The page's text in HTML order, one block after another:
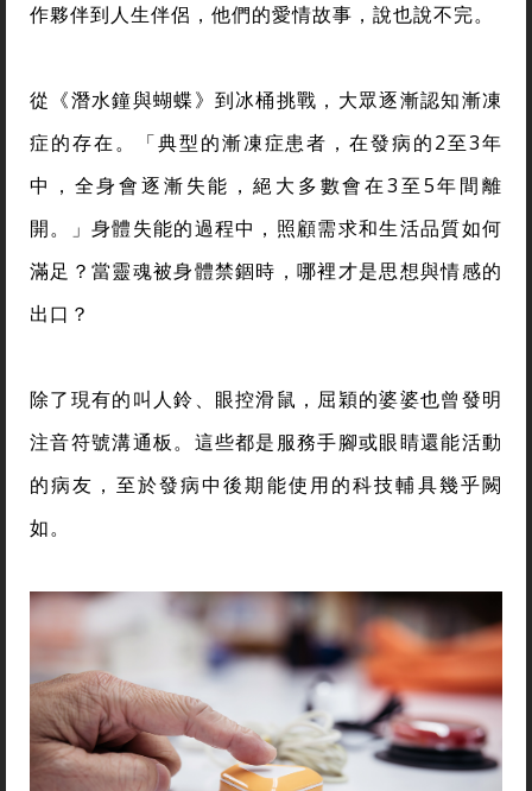
作夥伴到人生伴侶，他們的愛情故事，說也說不完。
從《潛水鐘與蝴蝶》到冰桶挑戰，大眾逐漸認知漸凍
症的存在。「典型的漸凍症患者，在發病的2至3年
中，全身會逐漸失能，絕大多數會在3至5年間離
開。」身體失能的過程中，照顧需求和生活品質如何
滿足？當靈魂被身體禁錮時，哪裡才是思想與情感的
出口？
除了現有的叫人鈴、眼控滑鼠，屈穎的婆婆也曾發明
注音符號溝通板。這些都是服務手腳或眼睛還能活動
的病友，至於發病中後期能使用的科技輔具幾乎闕
如。